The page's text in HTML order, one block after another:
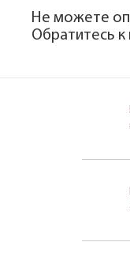
Не можете
Обратитесь